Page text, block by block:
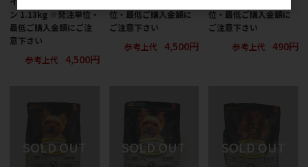
ン 1.13kg ※発注単位・
最低ご購入金額にご注
意下さい
参考上代
4,500円
位・最低ご購入金額に
ご注意下さい
参考上代
4,500円
位・最低ご購入金額に
ご注意下さい
参考上代
490円